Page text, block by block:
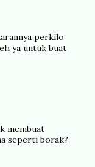
perkilo
ya untuk buat
membuat
seperti borak?